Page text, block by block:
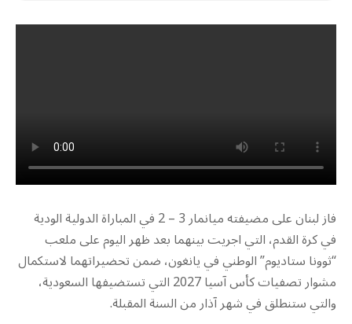
فاز لبنان على مضيفته ميانمار 3 – 2 في المباراة الدولية الودية
في كرة القدم، التي اجريت بينهما بعد ظهر اليوم على ملعب
“ثوونا ستاديوم” الوطني في يانغون، ضمن تحضيراتهما لاستكمال
مشوار تصفيات كأس آسيا 2027 التي تستضيفها السعودية،
والتي ستنطلق في شهر آذار من السنة المقبلة.